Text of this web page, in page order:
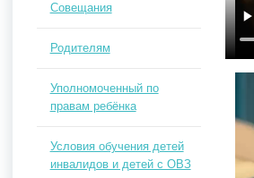
Совещания
Родителям
Уполномоченный по
правам ребёнка
Условия обучения детей
инвалидов и детей с ОВЗ